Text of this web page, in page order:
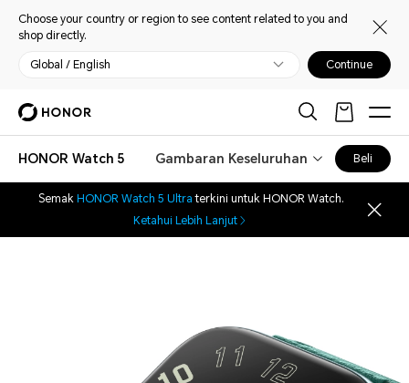
Choose your country or region to see content related to you and
shop directly.
Global / English Continue
HONOR Watch 5 Gambaran Keseluruhan Beli
Semak HONOR Watch 5 Ultra terkini untuk HONOR Watch.
Ketahui Lebih Lanjut